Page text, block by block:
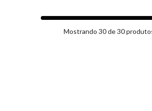
Mostrando 30 de 30